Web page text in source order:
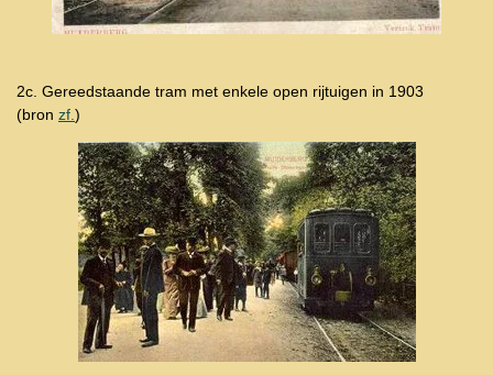
2c. Gereedstaande tram met enkele open rijtuigen in 1903
(bron zf. )